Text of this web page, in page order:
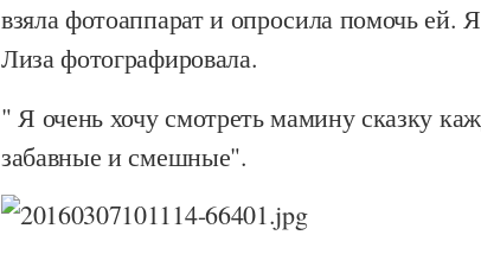
взяла фотоаппарат и опросила помочь ей.
Лиза фотографировала.
" Я очень хочу смотреть мамину сказку
забавные и смешные".